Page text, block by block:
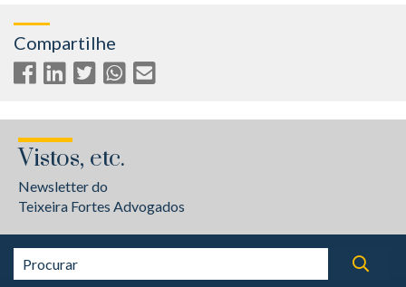
Compartilhe
Vistos, etc.
Newsletter do
Teixeira Fortes Advogados